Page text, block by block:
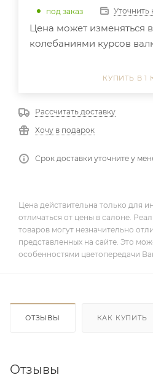
под заказ Уточнить
Цена может изменяться
колебаниями курсов
КУПИТЬ В 1
Рассчитать доставку
Хочу в подарок
Срок доставки уточните у
Цена действительна только для
отличаться от цены в салоне.
товаров могут незначительно
представленных на сайте. Это
особенностями цветопередачи
ОТЗЫВЫ КАК КУПИТЬ
Отзывы